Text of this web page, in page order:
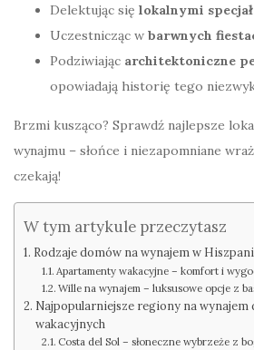
Delektując się lokalnymi
Uczestnicząc w barwnych
Podziwiając architektoniczne
opowiadają historię tego
Brzmi kusząco? Sprawdź najlepsze
wynajmu – słońce i niezapomniane
czekają!
W tym artykule przeczytasz
Rodzaje domów na wynajem w
Apartamenty wakacyjne – komfort i
Wille na wynajem – luksusowe opcje z
Najpopularniejsze regiony na wynajem
wakacyjnych
Costa del Sol – słoneczne wybrzeże z